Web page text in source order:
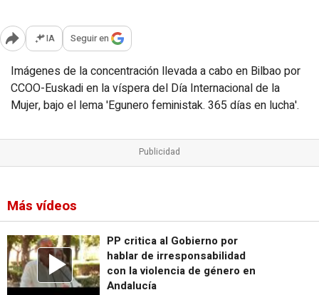
Abrir opciones para compartir
IA Seguir en
Imágenes de la concentración llevada a cabo en Bilbao por
CCOO-Euskadi en la víspera del Día Internacional de la
Mujer, bajo el lema 'Egunero feministak. 365 días en lucha'.
Más vídeos
PP critica al Gobierno por
hablar de irresponsabilidad
con la violencia de género en
Andalucía